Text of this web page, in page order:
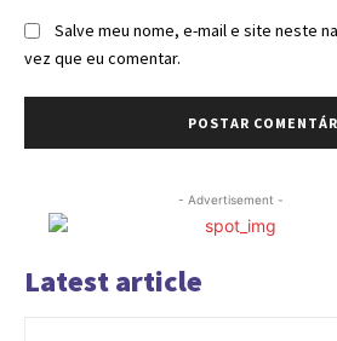
Salve meu nome, e-mail e site neste
vez que eu comentar.
- Advertisement -
Latest article